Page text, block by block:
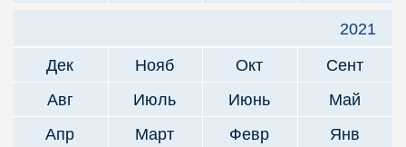
2021
Дек
Нояб Окт
Сент
Авг
Июль Июнь
Май
Апр
Март Февр Янв